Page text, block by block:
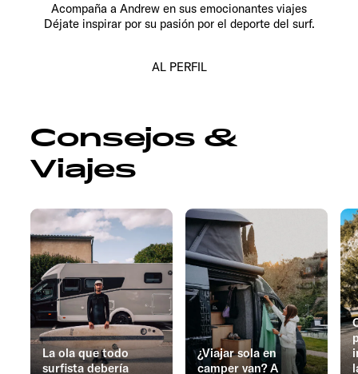
Acompaña a Andrew en sus emocionantes viajes
Déjate inspirar por su pasión por el deporte del surf.
AL PERFIL
Consejos &
Viajes
La ola que todo
surfista debería
¿Viajar sola en
camper van? A